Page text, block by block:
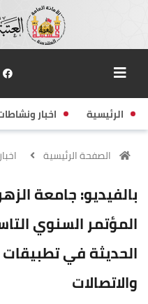
الرئيسية اخبار
الصفحة الرئيسية اخبار
بالفيديو: جامعة
المؤتمر السنوي
الحديثة في
والاتصالات